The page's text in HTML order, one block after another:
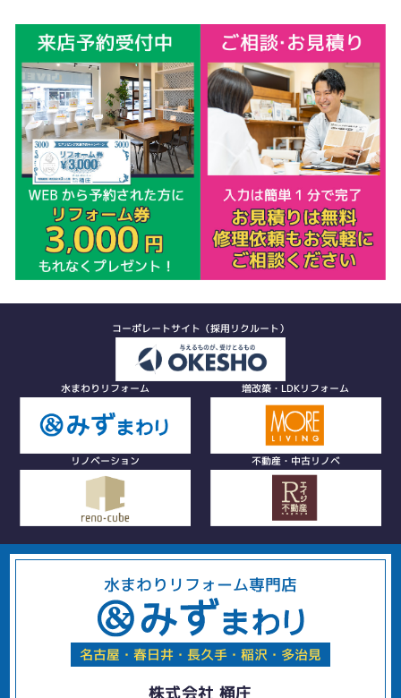
コーポレートサイト（採用リクルート）
水まわりリフォーム 増改築・LDKリフォーム
リノベーション 不動産・中古リノベ
水まわりリフォーム専門店
名古屋・春日井・長久手・稲沢・多治見
株式会社 桶庄